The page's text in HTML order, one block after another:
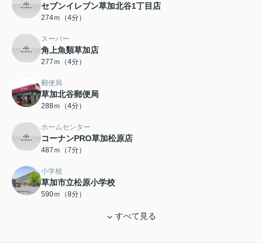
セブンイレブン草加北谷1丁目店
274ｍ（4分）
スーパー
角上魚類草加店
277ｍ（4分）
郵便局
草加北谷郵便局
288ｍ（4分）
ホームセンター
コーナンPRO草加松原店
487ｍ（7分）
小学校
草加市立松原小学校
590ｍ（8分）
すべて見る